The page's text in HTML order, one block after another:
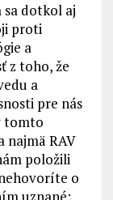
sa dotkol aj
proti
a
z toho, že
a
pre nás
tomto
najmä RAV
položili
o